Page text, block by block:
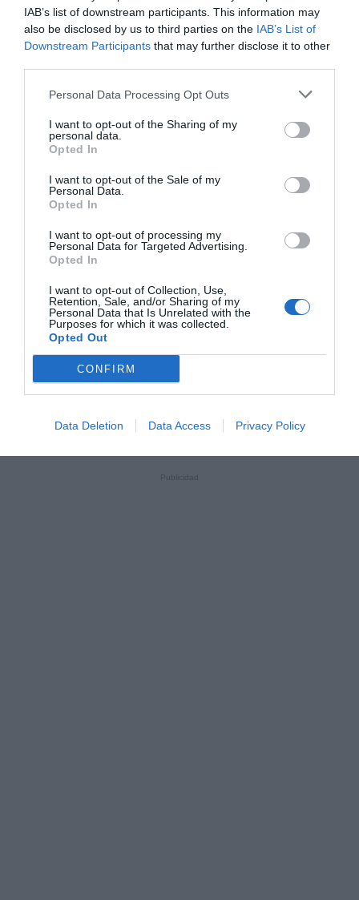
IAB’s list of downstream participants. This information may
also be disclosed by us to third parties on the IAB’s List of
Downstream Participants that may further disclose it to other
Personal Data Processing Opt Outs
I want to opt-out of the Sharing of my
personal data.
Opted In
I want to opt-out of the Sale of my
Personal Data.
Opted In
I want to opt-out of processing my
Personal Data for Targeted Advertising.
Opted In
I want to opt-out of Collection, Use,
Retention, Sale, and/or Sharing of my
Personal Data that Is Unrelated with the
Purposes for which it was collected.
Opted Out
CONFIRM
Data Deletion Data Access Privacy Policy